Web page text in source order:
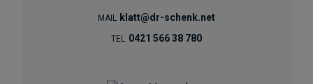
MAIL klatt@dr-schenk.net
TEL 0421 566 38 780